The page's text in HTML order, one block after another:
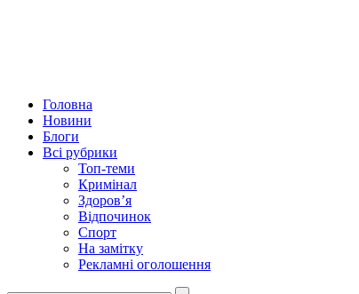
Головна
Новини
Блоги
Всі рубрики
Топ-теми
Кримінал
Здоров’я
Відпочинок
Спорт
На замітку
Рекламні оголошення